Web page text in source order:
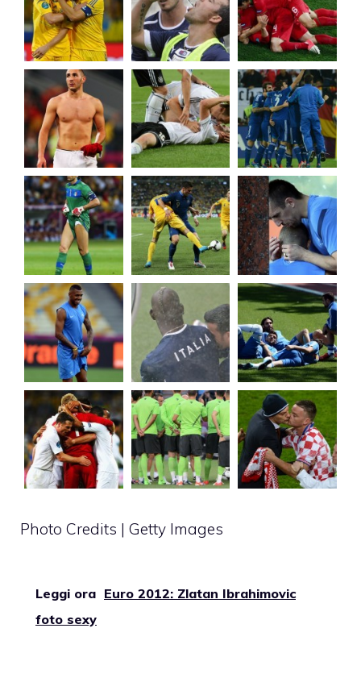
Photo Credits | Getty Images
Leggi ora Euro 2012: Zlatan Ibrahimovic
foto sexy